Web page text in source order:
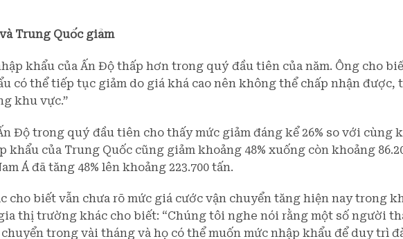
Trung Quốc giảm
khẩu của Ấn Độ thấp hơn trong quý đầu tiên của năm. Ông cho
có thể tiếp tục giảm do giá khá cao nên không thể chấp nhận được,
khu vực.”
Độ trong quý đầu tiên cho thấy mức giảm đáng kể 26% so với cùng
khẩu của Trung Quốc cũng giảm khoảng 48% xuống còn khoảng
Á đã tăng 48% lên khoảng 223.700 tấn.
biết vẫn chưa rõ mức giá cước vận chuyển tăng hiện nay trong
thị trường khác cho biết: “Chúng tôi nghe nói rằng một số người
trong vài tháng và họ có thể muốn mức nhập khẩu để duy trì